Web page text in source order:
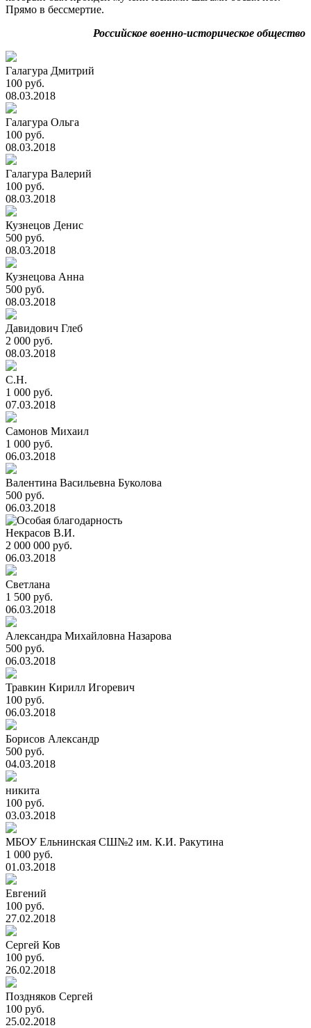
Прямо в бессмертие.
Российское военно-историческое общество
Галагура Дмитрий
100 руб.
08.03.2018
Галагура Ольга
100 руб.
08.03.2018
Галагура Валерий
100 руб.
08.03.2018
Кузнецов Денис
500 руб.
08.03.2018
Кузнецова Анна
500 руб.
08.03.2018
Давидович Глеб
2 000 руб.
08.03.2018
С.Н.
1 000 руб.
07.03.2018
Самонов Михаил
1 000 руб.
06.03.2018
Валентина Васильевна Буколова
500 руб.
06.03.2018
Некрасов В.И.
2 000 000 руб.
06.03.2018
Светлана
1 500 руб.
06.03.2018
Александра Михайловна Назарова
500 руб.
06.03.2018
Травкин Кирилл Игоревич
100 руб.
06.03.2018
Борисов Александр
500 руб.
04.03.2018
никита
100 руб.
03.03.2018
МБОУ Ельнинская СШ№2 им. К.И. Ракутина
1 000 руб.
01.03.2018
Евгений
100 руб.
27.02.2018
Сергей Ков
100 руб.
26.02.2018
Поздняков Сергей
100 руб.
25.02.2018